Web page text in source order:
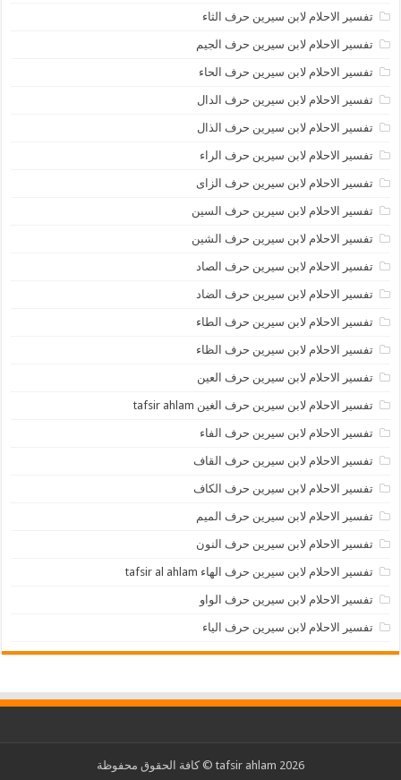
تفسير الاحلام لابن سيرين حرف الثاء
تفسير الاحلام لابن سيرين حرف الجيم
تفسير الاحلام لابن سيرين حرف الحاء
تفسير الاحلام لابن سيرين حرف الدال
تفسير الاحلام لابن سيرين حرف الذال
تفسير الاحلام لابن سيرين حرف الراء
تفسير الاحلام لابن سيرين حرف الزاى
تفسير الاحلام لابن سيرين حرف السين
تفسير الاحلام لابن سيرين حرف الشين
تفسير الاحلام لابن سيرين حرف الصاد
تفسير الاحلام لابن سيرين حرف الضاد
تفسير الاحلام لابن سيرين حرف الطاء
تفسير الاحلام لابن سيرين حرف الظاء
تفسير الاحلام لابن سيرين حرف العين
تفسير الاحلام لابن سيرين حرف الغين tafsir ahlam
تفسير الاحلام لابن سيرين حرف الفاء
تفسير الاحلام لابن سيرين حرف القاف
تفسير الاحلام لابن سيرين حرف الكاف
تفسير الاحلام لابن سيرين حرف الميم
تفسير الاحلام لابن سيرين حرف النون
تفسير الاحلام لابن سيرين حرف الهاء tafsir al ahlam
تفسير الاحلام لابن سيرين حرف الواو
تفسير الاحلام لابن سيرين حرف الياء
2026 tafsir ahlam © كافة الحقوق محفوظة